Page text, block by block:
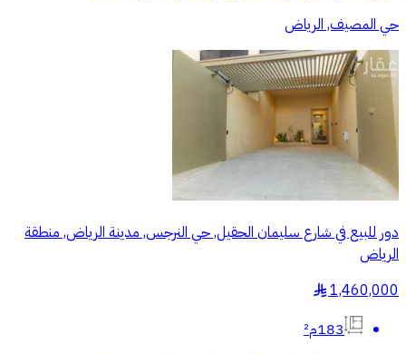
حي المصيف, الرياض
دور للبيع في شارع سليمان الحقيل, حي النرجس, مدينة الرياض, منطقة
الرياض
1,460,000
§
183م²